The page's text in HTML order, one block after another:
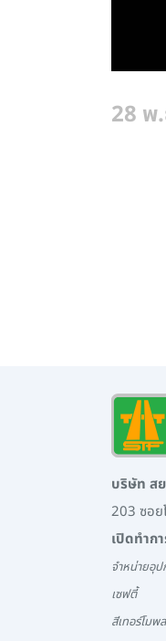
28 พ
บริษัท ส
203 ซอย
เปิดทำก
จำหน่ายอุ
เซฟตี้
สีเทอร์โม